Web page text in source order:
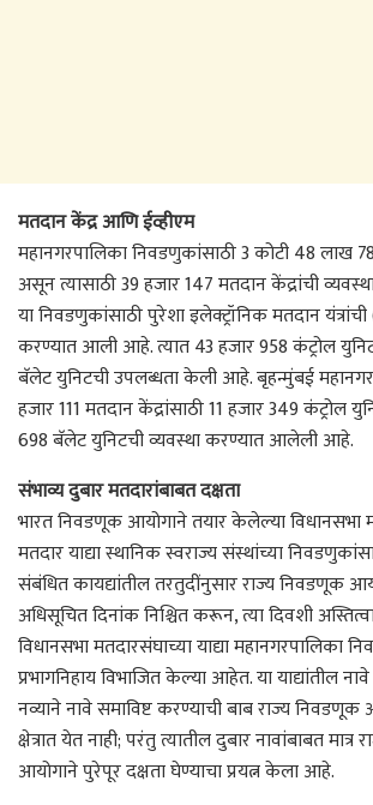
मतदान केंद्र आणि ईव्हीएम
महानगरपालिका निवडणुकांसाठी 3 कोटी 48 लाख
असून त्यासाठी 39 हजार 147 मतदान केंद्रांची
या निवडणुकांसाठी पुरेशा इलेक्ट्रॉनिक मतदान
करण्यात आली आहे. त्यात 43 हजार 958 कंट्रोल
बॅलेट युनिटची उपलब्धता केली आहे. बृहन्मुंबई
हजार 111 मतदान केंद्रांसाठी 11 हजार 349 कंट्रोल
698 बॅलेट युनिटची व्यवस्था करण्यात आलेली आहे.
संभाव्य दुबार मतदारांबाबत दक्षता
भारत निवडणूक आयोगाने तयार केलेल्या विधानसभा
मतदार याद्या स्थानिक स्वराज्य संस्थांच्या
संबंधित कायद्यांतील तरतुदींनुसार राज्य निवडणूक
अधिसूचित दिनांक निश्चित करून, त्या दिवशी
विधानसभा मतदारसंघाच्या याद्या महानगरपालिका
प्रभागनिहाय विभाजित केल्या आहेत. या याद्यांतील
नव्याने नावे समाविष्ट करण्याची बाब राज्य निवडणूक
क्षेत्रात येत नाही; परंतु त्यातील दुबार नावांबाबत
आयोगाने पुरेपूर दक्षता घेण्याचा प्रयत्न केला आहे.